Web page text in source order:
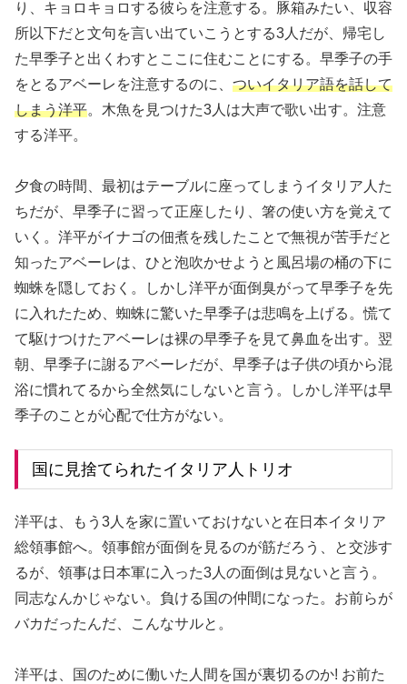
り、キョロキョロする彼らを注意する。豚箱みたい、収容
所以下だと文句を言い出ていこうとする3人だが、帰宅し
た早季子と出くわすとここに住むことにする。早季子の手
をとるアベーレを注意するのに、 ついイタリア語を話して
しまう洋平。木魚を見つけた3人は大声で歌い出す。注意
する洋平。
夕食の時間、最初はテーブルに座ってしまうイタリア人た
ちだが、早季子に習って正座したり、箸の使い方を覚えて
いく。洋平がイナゴの佃煮を残したことで無視が苦手だと
知ったアベーレは、ひと泡吹かせようと風呂場の桶の下に
蜘蛛を隠しておく。しかし洋平が面倒臭がって早季子を先
に入れたため、蜘蛛に驚いた早季子は悲鳴を上げる。慌て
て駆けつけたアベーレは裸の早季子を見て鼻血を出す。翌
朝、早季子に謝るアベーレだが、早季子は子供の頃から混
浴に慣れてるから全然気にしないと言う。しかし洋平は早
季子のことが心配で仕方がない。
国に見捨てられたイタリア人トリオ
洋平は、もう3人を家に置いておけないと在日本イタリア
総領事館へ。領事館が面倒を見るのが筋だろう、と交渉す
るが、領事は日本軍に入った3人の面倒は見ないと言う。
同志なんかじゃない。負ける国の仲間になった。お前らが
バカだったんだ、こんなサルと。
洋平は、国のために働いた人間を国が裏切るのか! お前た